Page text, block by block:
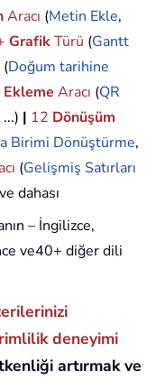
Aracı (Metin Ekle,
GrafikTürü (Gantt
(Doğum tarihine
Ekleme Aracı (QR
...) | 12 Dönüşüm
Birimi Dönüştürme,
(Gelişmiş Satırları
dahası
– İngilizce,
ve40+ diğer dili
deneyimi
artırmak ve